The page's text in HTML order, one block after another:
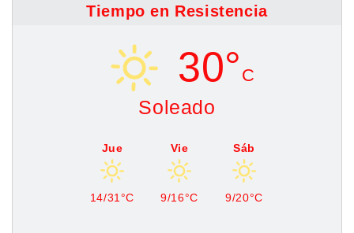
Tiempo en Resistencia
30° C
Soleado
Jue
14/31°C
Vie
9/16°C
Sáb
9/20°C